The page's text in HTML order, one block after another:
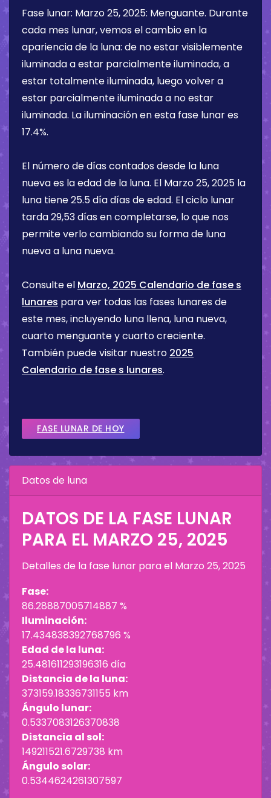
Fase lunar: Marzo 25, 2025: Menguante. Durante
cada mes lunar, vemos el cambio en la
apariencia de la luna: de no estar visiblemente
iluminada a estar parcialmente iluminada, a
estar totalmente iluminada, luego volver a
estar parcialmente iluminada a no estar
iluminada. La iluminación en esta fase lunar es
17.4%.
El número de días contados desde la luna
nueva es la edad de la luna. El Marzo 25, 2025 la
luna tiene25.5 díadías de edad. El ciclo lunar
tarda 29,53 días en completarse, lo que nos
permite verlo cambiando su forma de luna
nueva a luna nueva.
Consulte el Marzo, 2025 Calendario de fase s
lunares para ver todas las fases lunares de
este mes, incluyendo luna llena, luna nueva,
cuarto menguante y cuarto creciente.
También puede visitar nuestro 2025
Calendario de fase s lunares.
FASE LUNAR DE HOY
Datos de luna
DATOS DE LA FASE LUNAR
PARA EL MARZO 25, 2025
Detalles de la fase lunar para el Marzo 25, 2025
Fase:
86.28887005714887 %
Iluminación:
17.434838392768796 %
Edad de la luna:
25.481611293196316 día
Distancia de la luna:
373159.18336731155 km
Ángulo lunar:
0.5337083126370838
Distancia al sol:
149211521.6729738 km
Ángulo solar:
0.5344624261307597